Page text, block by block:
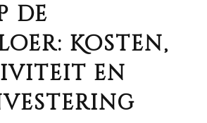
de
Kosten,
en